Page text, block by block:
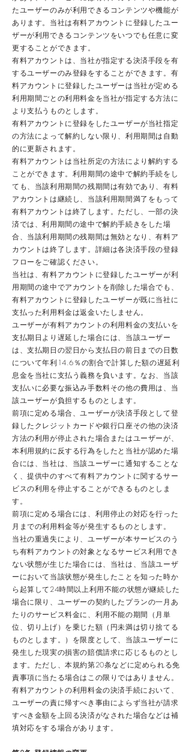
たユーザーのみが利用できるコンテンツや機能が
あります。当社は有料アカウントに登録したユー
ザーが利用できるコンテンツをいつでも任意に変
更することができます。
有料アカウントは、当社が指定する決済手段を有
するユーザーのみ登録をすることができます。有
料アカウントに登録したユーザーは当社が定める
利用期間ごとの利用料金を当社が指定する方法に
より支払うものとします。
有料アカウントに登録をしたユーザーが当社指定
の方法によって解約しない限り、利用期間は自動
的に更新されます。
有料アカウントは当社所定の方法により解約する
ことができます。利用期間の途中で解約手続をし
ても、当該利用期間の残期間は有効であり、有料
アカウントは継続し、当該利用期間満了をもって
有料アカウントは終了します。ただし、一部の決
済では、利用期間の途中で解約手続きをした場
合、当該利用期間の残期間は無効となり、有料ア
カウントは終了します。詳細は各決済手段の登録
フローをご確認ください。
当社は、有料アカウントに登録したユーザーが利
用期間の途中でアカウントを削除した場合でも、
有料アカウントに登録したユーザーが既に当社に
支払った利用料金は返金いたしません。
ユーザーが有料アカウントの利用料金の支払いを
支払期日より遅延した場合には、当該ユーザー
は、支払期日の翌日から支払日の前日までの日数
について年利14.6％の割合で計算した額の遅延利
息金を当社に支払う義務を負います。なお、当該
支払いに必要な振込み手数料その他の費用は、当
該ユーザーが負担するものとします。
前項に定める場合、ユーザーが決済手段として登
録したクレジットカードや銀行口座その他の決済
方法の利用が停止された場合またはユーザーが、
本利用規約に反する行為をしたと当社が認めた場
合には、当社は、当該ユーザーに通知することな
く、提供中のすべて有料アカウントに関するサー
ビスの利用を停止することができるものとしま
す。
前項に定める場合には、利用停止の対応を行った
月までの利用料金等が発生するものとします。
当社の重過失により、ユーザーが本サービスのう
ち有料アカウントの対象となるサービス利用でき
ない状態が生じた場合には、当社は、当該ユーザ
ーにおいて当該状態が発生したことを知った時か
ら起算して24時間以上利用不能の状態が継続した
場合に限り、ユーザーの契約したプランの一月あ
たりのサービス料金に、利用不能の期間（月単
位、切り上げ）を乗じた額（円未満は切り捨てる
ものとします。）を限度として、当該ユーザーに
発生した現実の損害の賠償請求に応じるものとし
ます。ただし、本規約第20条などに定められる免
責事項に当たる場合はこの限りではありません。
有料アカウントの利用料金の決済手続において、
ユーザーの責に帰すべき事由によらず当社が請求
すべき金額を上回る決済がなされた場合などは補
填対応をする場合があります。